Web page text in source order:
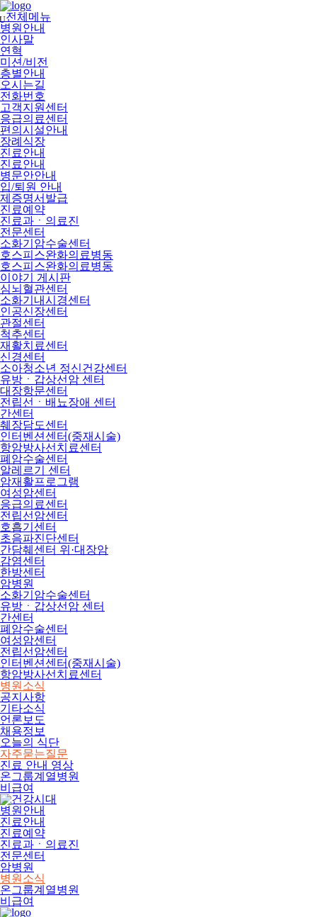
메
뉴
건
너
뛰
기
전체메뉴
병원안내
인사말
연혁
미션/비전
층별안내
오시는길
전화번호
고객지원센터
응급의료센터
편의시설안내
장례식장
진료안내
진료안내
병문안안내
입/퇴원 안내
제증명서발급
진료예약
진료과ㆍ의료진
전문센터
소화기암수술센터
호스피스완화의료병동
호스피스완화의료병동
이야기 게시판
심뇌혈관센터
소화기내시경센터
인공신장센터
관절센터
척추센터
재활치료센터
신경센터
소아청소년 정신건강센터
유방ㆍ갑상선암 센터
대장항문센터
전립선ㆍ배뇨장애 센터
간센터
췌장담도센터
인터벤션센터(중재시술)
항암방사선치료센터
폐암수술센터
알레르기 센터
암재활프로그램
여성암센터
응급의료센터
전립선암센터
호흡기센터
초음파진단센터
간담췌센터 위·대장암
감염센터
한방센터
암병원
소화기암수술센터
유방ㆍ갑상선암 센터
간센터
폐암수술센터
여성암센터
전립선암센터
인터벤션센터(중재시술)
항암방사선치료센터
병원소식
공지사항
기타소식
언론보도
채용정보
오늘의 식단
자주묻는질문
진료 안내 영상
온그룹계열병원
비급여
병원안내
진료안내
진료예약
진료과ㆍ의료진
전문센터
암병원
병원소식
온그룹계열병원
비급여